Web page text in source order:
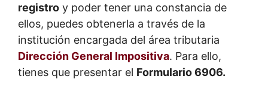
registro y poder tener una constancia de
ellos, puedes obtenerla a través de la
institución encargada del área tributaria
Dirección General Impositiva. Para ello,
tienes que presentar el Formulario 6906.